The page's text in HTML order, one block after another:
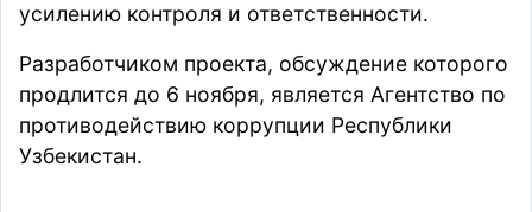
усилению контроля и ответственности.
Разработчиком проекта, обсуждение которого
продлится до 6 ноября, является Агентство по
противодействию коррупции Республики
Узбекистан.